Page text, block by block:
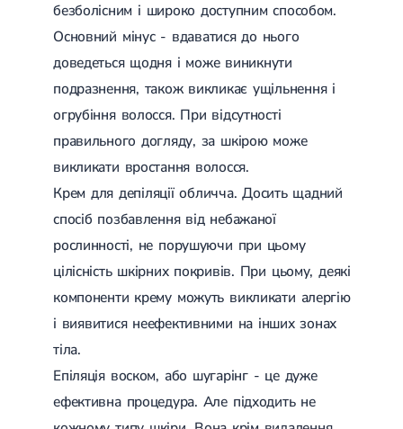
безболісним і широко доступним способом.
Основний мінус - вдаватися до нього
доведеться щодня і може виникнути
подразнення, також викликає ущільнення і
огрубіння волосся. При відсутності
правильного догляду, за шкірою може
викликати вростання волосся.
Крем для депіляції обличча. Досить щадний
спосіб позбавлення від небажаної
рослинності, не порушуючи при цьому
цілісність шкірних покривів. При цьому, деякі
компоненти крему можуть викликати алергію
і виявитися неефективними на інших зонах
тіла.
Епіляція воском, або шугарінг - це дуже
ефективна процедура. Але підходить не